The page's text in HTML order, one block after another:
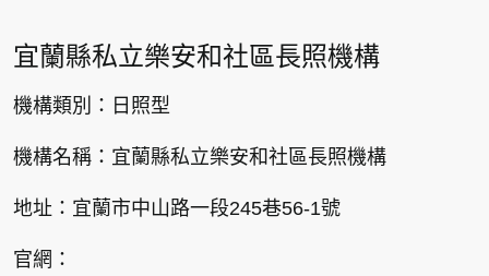
宜蘭縣私立樂安和社區長照機構
機構類別：日照型
機構名稱：宜蘭縣私立樂安和社區長照機構
地址：宜蘭市中山路一段245巷56-1號
官網：